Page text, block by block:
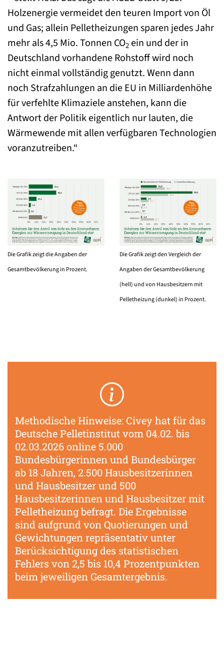
Holzenergie vermeidet den teuren Import von Öl
und Gas; allein Pelletheizungen sparen jedes Jahr
mehr als 4,5 Mio. Tonnen CO2 ein und der in
Deutschland vorhandene Rohstoff wird noch
nicht einmal vollständig genutzt. Wenn dann
noch Strafzahlungen an die EU in Milliardenhöhe
für verfehlte Klimaziele anstehen, kann die
Antwort der Politik eigentlich nur lauten, die
Wärmewende mit allen verfügbaren Technologien
voranzutreiben.“
Die Grafik zeigt die Angaben der
Gesamtbevölkerung in Prozent.
Die Grafik zeigt den Vergleich der
Angaben der Gesamtbevölkerung
(hell) und von Hausbesitzern mit
Pelletheizung (dunkel) in Prozent.
Methodische Hinweise: Civey hat für das
Deutsche Pelletinstitut vom 04.02. bis
02.03.2026 online 5.000
Bundesbürgerinnen und Bundesbürger
ab 18 Jahren, 2.500 Hausbesitzerinnen
und Hausbesitzer und 500
Hausbesitzerinnen und Hausbesitzer mit
Pelletheizung befragt. Die Ergebnisse
sind aufgrund von Quotierungen und
Gewichtungen repräsentativ unter
Berücksichtigung des statistischen
Fehlers von 2,5 bis 10,4 Prozentpunkten
beim jeweiligen Gesamtergebnis.